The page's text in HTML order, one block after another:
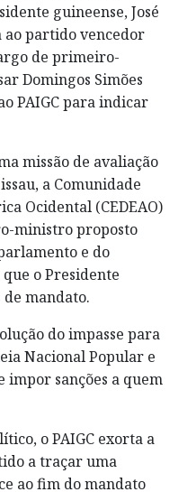
guineense, José
ao partido vencedor
de primeiro-
Domingos Simões
PAIGC para indicar
missão de avaliação
a Comunidade
Ocidental (CEDEAO)
ministro proposto
e do
o Presidente
mandato.
do impasse para
Nacional Popular e
impor sanções a quem
o PAIGC exorta a
a traçar uma
ao fim do mandato